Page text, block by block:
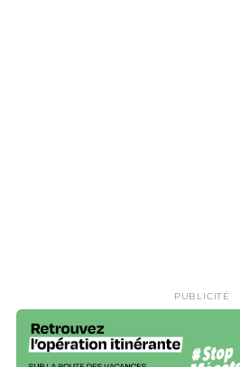
PUBLICITÉ